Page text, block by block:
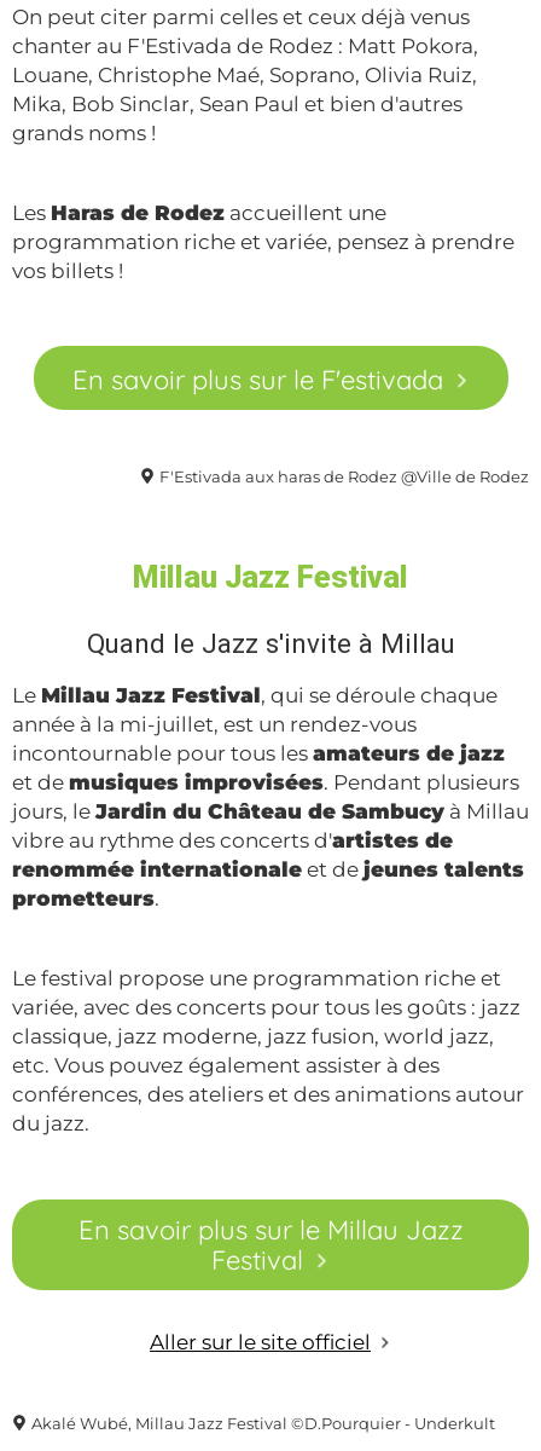
On peut citer parmi celles et ceux déjà venus
chanter au F'Estivada de Rodez : Matt Pokora,
Louane, Christophe Maé, Soprano, Olivia Ruiz,
Mika, Bob Sinclar, Sean Paul et bien d'autres
grands noms !
Les Haras de Rodez accueillent une
programmation riche et variée, pensez à prendre
vos billets !
En savoir plus sur le F'estivada
F'Estivada aux haras de Rodez @Ville de Rodez
Akalé Wubé, Millau Jazz Festival ©D.Pourquier - Underkult
Millau Jazz Festival
Quand le Jazz s'invite à Millau
Le Millau Jazz Festival, qui se déroule chaque
année à la mi-juillet, est un rendez-vous
incontournable pour tous les amateurs de jazz
et de musiques improvisées. Pendant plusieurs
jours, leJardin du Château de Sambucy à Millau
vibre au rythme des concerts d'artistes de
renommée internationale et de jeunes talents
prometteurs.
Le festival propose une programmation riche et
variée, avec des concerts pour tous les goûts : jazz
classique, jazz moderne, jazz fusion, world jazz,
etc. Vous pouvez également assister à des
conférences, des ateliers et des animations autour
du jazz.
En savoir plus sur le Millau Jazz
Festival
Aller sur le site officiel